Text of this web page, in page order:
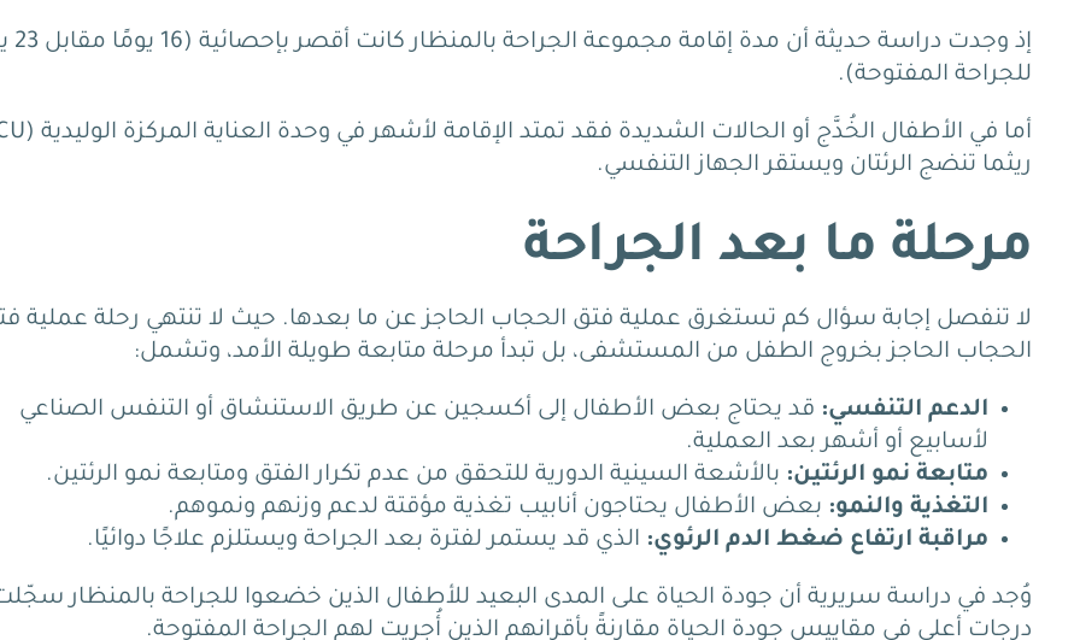
إذ وجدت
للجراحة المفتوحة).
ريثما تنضج الرئتان ويستقر الجهاز التنفسي.
مرحلة ما بعد الجراحة
لا تنفصل إجابة سؤال كم تستغرق عملية فتق الحجاب الحاجز عن ما بعدها. حيث لا تنتهي رحلة عملية
الحجاب الحاجز بخروج الطفل من المستشفى، بل تبدأ مرحلة متابعة طويلة الأمد، وتشمل:
الدعم التنفسي: قد يحتاج بعض الأطفال إلى أكسجين عن طريق الاستنشاق أو التنفس الصناعي
لأسابيع أو أشهر بعد العملية.
متابعة نمو الرئتين: بالأشعة السينية الدورية للتحقق من عدم تكرار الفتق ومتابعة نمو الرئتين.
التغذية والنمو: بعض الأطفال يحتاجون أنابيب تغذية مؤقتة لدعم وزنهم ونموهم.
مراقبة ارتفاع ضغط الدم الرئوي: الذي قد يستمر لفترة بعد الجراحة ويستلزم علاجًا دوائيًا.
وُجد في دراسة سريرية أن جودة الحياة على المدى البعيد للأطفال الذين خضعوا للجراحة بالمنظار
درجات أعلى في مقاييس جودة الحياة مقارنةً بأقرانهم الذين أُجريت لهم الجراحة المفتوحة.